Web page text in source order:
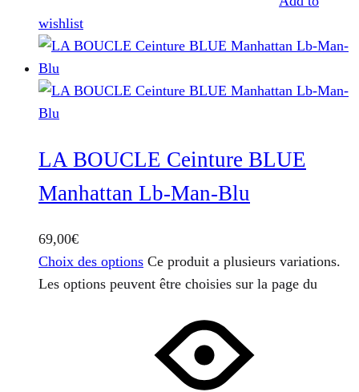
wishlist
LA BOUCLE Ceinture BLUE
Manhattan Lb-Man-Blu
69,00€
Choix des options Ce produit a plusieurs variations.
Les options peuvent être choisies sur la page du